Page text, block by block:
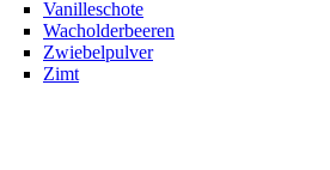
Vanilleschote
Wacholderbeeren
Zwiebelpulver
Zimt